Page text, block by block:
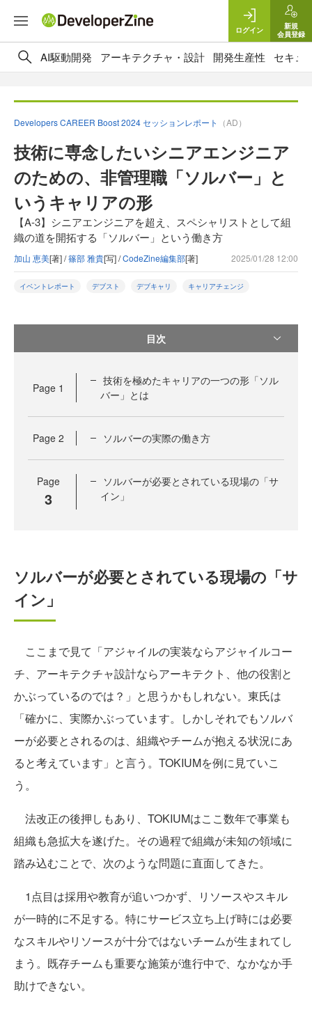
ログイン
新規
会員登録
AI駆動開発 アーキテクチャ・設計 開発生産性 セキュ
Developers CAREER Boost 2024 セッションレポート （AD）
技術に専念したいシニアエンジニア
のための、非管理職「ソルバー」と
いうキャリアの形
【A-3】シニアエンジニアを超え、スペシャリストとして組
織の道を開拓する「ソルバー」という働き方
加山 恵美[著] /篠部 雅貴[写] /CodeZine編集部[著] 2025/01/28 12:00
イベントレポート デブスト デブキャリ キャリアチェンジ
目次
Page 1
技術を極めたキャリアの一つの形「ソル
バー」とは
Page 2 ソルバーの実際の働き方
Page
3
ソルバーが必要とされている現場の「サ
イン」
ソルバーが必要とされている現場の「サ
イン」
ここまで見て「アジャイルの実装ならアジャイルコー
チ、アーキテクチャ設計ならアーキテクト、他の役割と
かぶっているのでは？」と思うかもしれない。東氏は
「確かに、実際かぶっています。しかしそれでもソルバ
ーが必要とされるのは、組織やチームが抱える状況にあ
ると考えています」と言う。TOKIUMを例に見ていこ
う。
法改正の後押しもあり、TOKIUMはここ数年で事業も
組織も急拡大を遂げた。その過程で組織が未知の領域に
踏み込むことで、次のような問題に直面してきた。
1点目は採用や教育が追いつかず、リソースやスキル
が一時的に不足する。特にサービス立ち上げ時には必要
なスキルやリソースが十分ではないチームが生まれてし
まう。既存チームも重要な施策が進行中で、なかなか手
助けできない。